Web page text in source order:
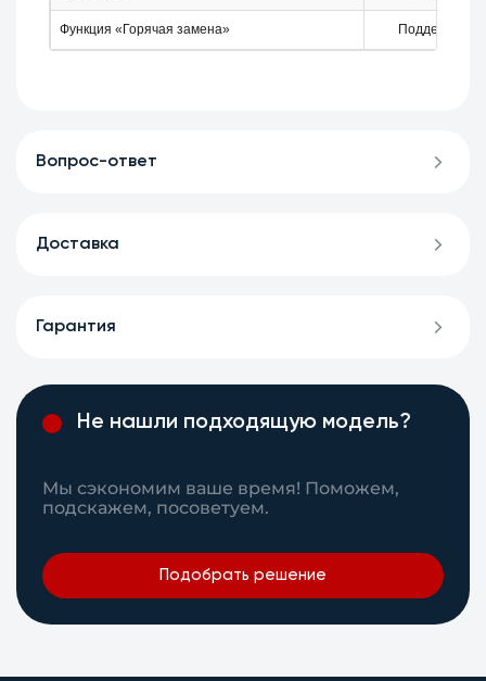
Функция «Горячая замена»
Вопрос-ответ
Доставка
Гарантия
Не нашли подходящую модель?
Мы сэкономим ваше время! Поможем,
подскажем, посоветуем.
Подобрать решение